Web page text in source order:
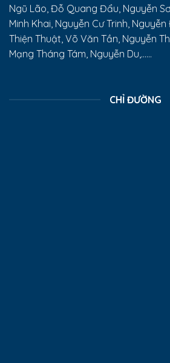
Ngũ Lão, Đỗ Quang Đẩu, Nguyễn
Minh Khai, Nguyễn Cư Trinh,
Thiện Thuật, Võ Văn Tần, Nguyễn
Mạng Tháng Tám, Nguyễn Du,......
CHỈ ĐƯỜNG